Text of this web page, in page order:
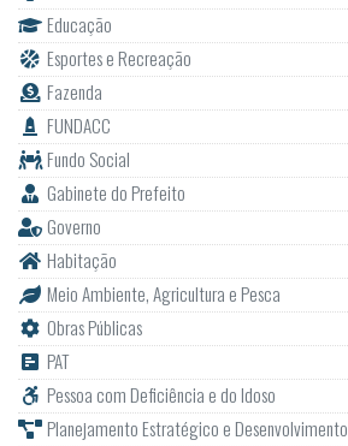
Educação
Esportes e Recreação
Fazenda
FUNDACC
Fundo Social
Gabinete do Prefeito
Governo
Habitação
Meio Ambiente, Agricultura e Pesca
Obras Públicas
PAT
Pessoa com Deficiência e do Idoso
Planejamento Estratégico e Desenvolvimento